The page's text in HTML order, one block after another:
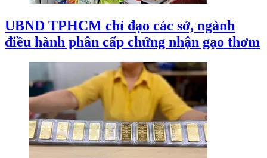
UBND TPHCM chỉ đạo các sở, ngành
điều hành phân cấp chứng nhận gạo thơm